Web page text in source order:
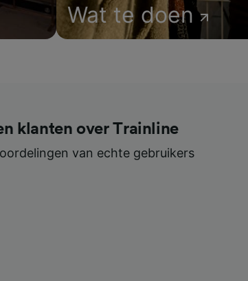
Wat te doen
klanten over Trainline
van echte gebruikers